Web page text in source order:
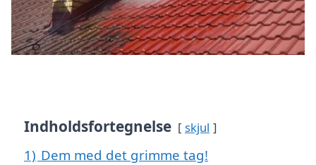
Indholdsfortegnelse skjul
1) Dem med det grimme tag!